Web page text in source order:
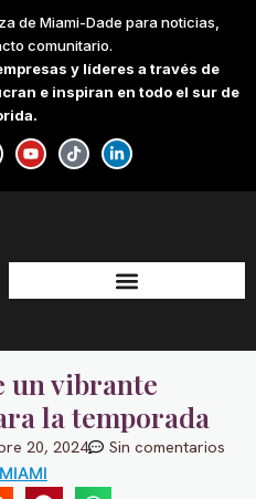
de Miami-Dade para noticias,
comunitario.
y líderes a través de
e inspiran en todo el sur de
Y
o
u
t
T
i
k
t
L
i
n
k
-
i
n
un vibrante
la temporada
20, 2024 Sin comentarios